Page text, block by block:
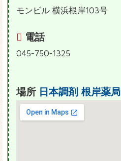
モンビル 横浜根岸103号
電話
045-750-1325
場所 日本調剤 根岸薬局